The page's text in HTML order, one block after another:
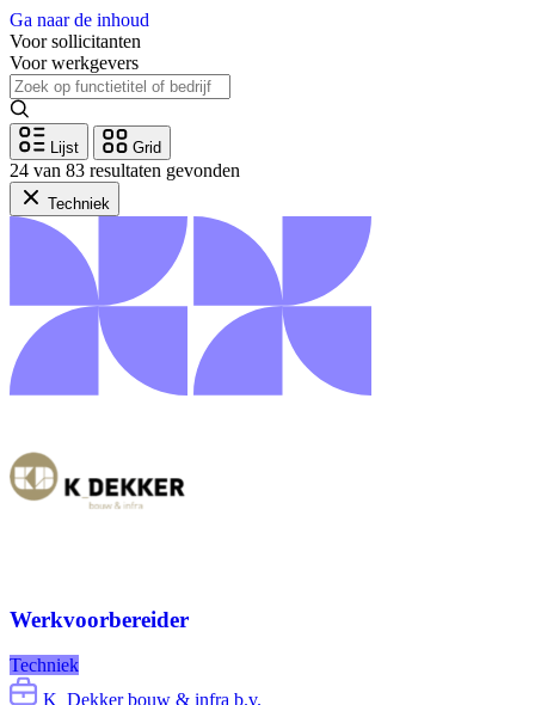
Ga naar de inhoud
Voor sollicitanten
Voor werkgevers
Lijst Grid
24 van 83 resultaten gevonden
Techniek
Werkvoorbereider
Techniek
K_Dekker bouw & infra b.v.